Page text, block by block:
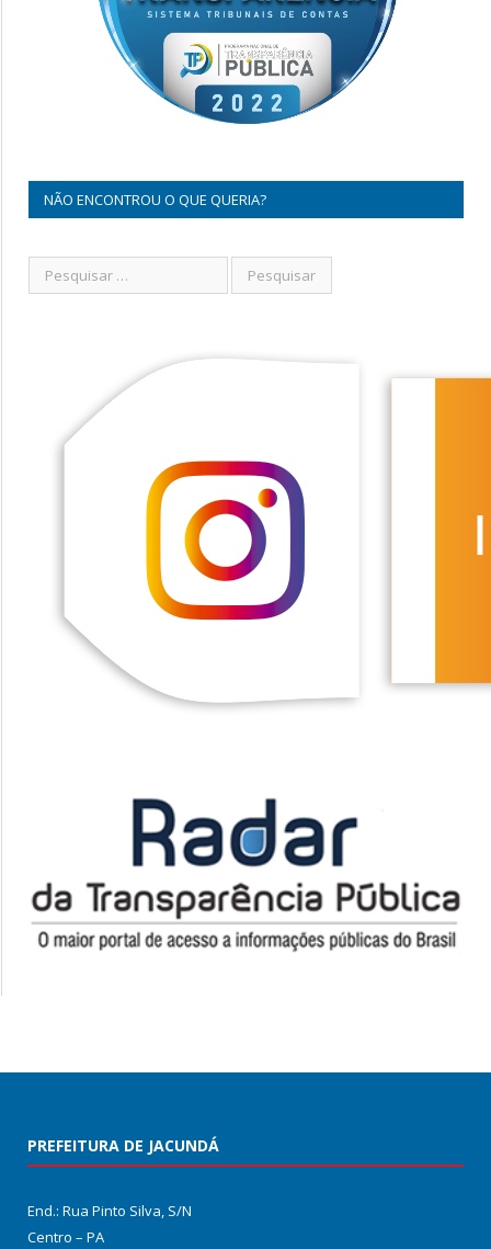
NÃO ENCONTROU O QUE QUERIA?
PREFEITURA DE JACUNDÁ
End.: Rua Pinto Silva, S/N
Centro – PA